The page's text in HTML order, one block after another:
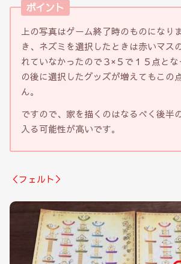
ポイント
上の写真はゲーム終了時のものになり
き、ネズミを選択したときは赤いマス
れていなかったので３×５で１５点と
の後に選択したグッズが増えてもこの
ん。
ですので、家を描くのはなるべく後半
入る可能性が高いです。
＜フェルト＞